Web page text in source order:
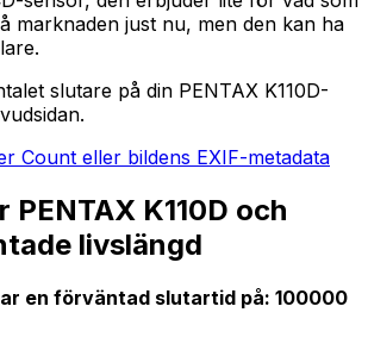
marknaden just nu, men den kan ha
slutare på din PENTAX K110D-
Count eller bildens EXIF-metadata
K110D och
livslängd
en förväntad slutartid på: 100000